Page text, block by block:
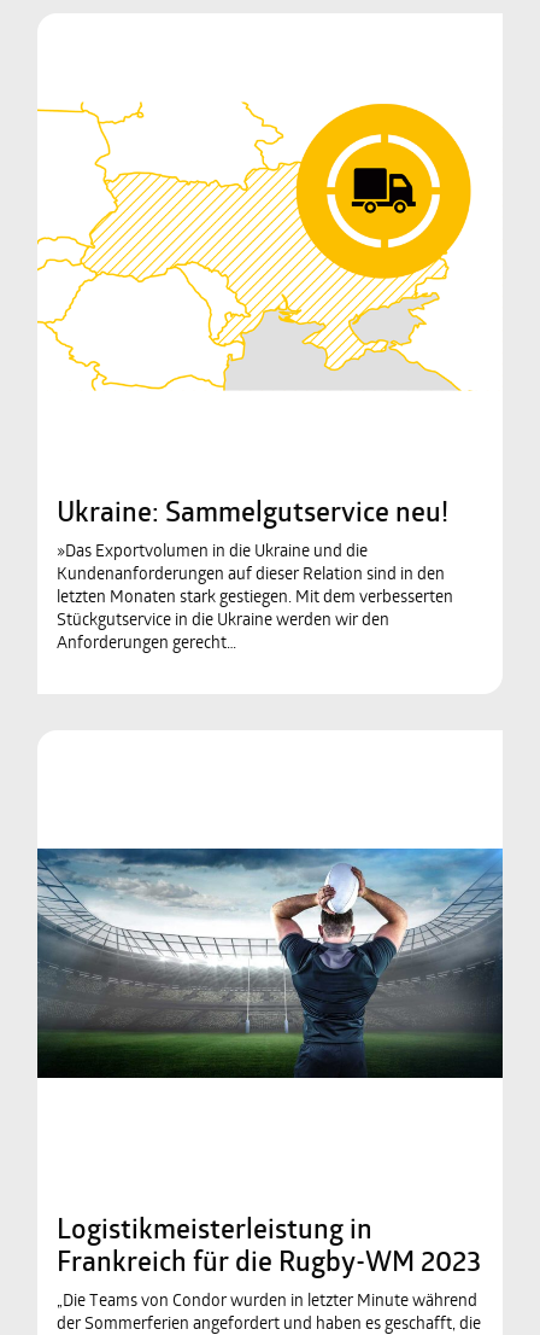
Ukraine: Sammelgutservice neu!
»Das Exportvolumen in die Ukraine und die
Kundenanforderungen auf dieser Relation sind in den
letzten Monaten stark gestiegen. Mit dem verbesserten
Stückgutservice in die Ukraine werden wir den
Anforderungen gerecht…
Logistikmeisterleistung in
Frankreich für die Rugby-WM 2023
„Die Teams von Condor wurden in letzter Minute während
der Sommerferien angefordert und haben es geschafft, die